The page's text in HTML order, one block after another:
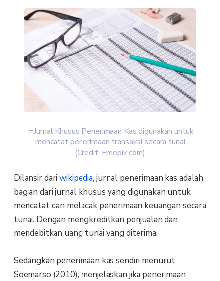
I=Jurnal Khusus Penerimaan Kas digunakan untuk
mencatat penerimaan transaksi secara tunai
(Credit: Freepik.com)
Dilansir dari wikipedia, jurnal penerimaan kas adalah
bagian dari jurnal khusus yang digunakan untuk
mencatat dan melacak penerimaan keuangan secara
tunai. Dengan mengkreditkan penjualan dan
mendebitkan uang tunai yang diterima.
Sedangkan penerimaan kas sendiri menurut
Soemarso (2010), menjelaskan jika penerimaan